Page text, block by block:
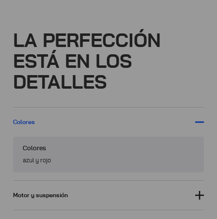
LA PERFECCIÓN
ESTÁ EN LOS
DETALLES
Colores
Colores
azul y rojo
Motor y suspensión